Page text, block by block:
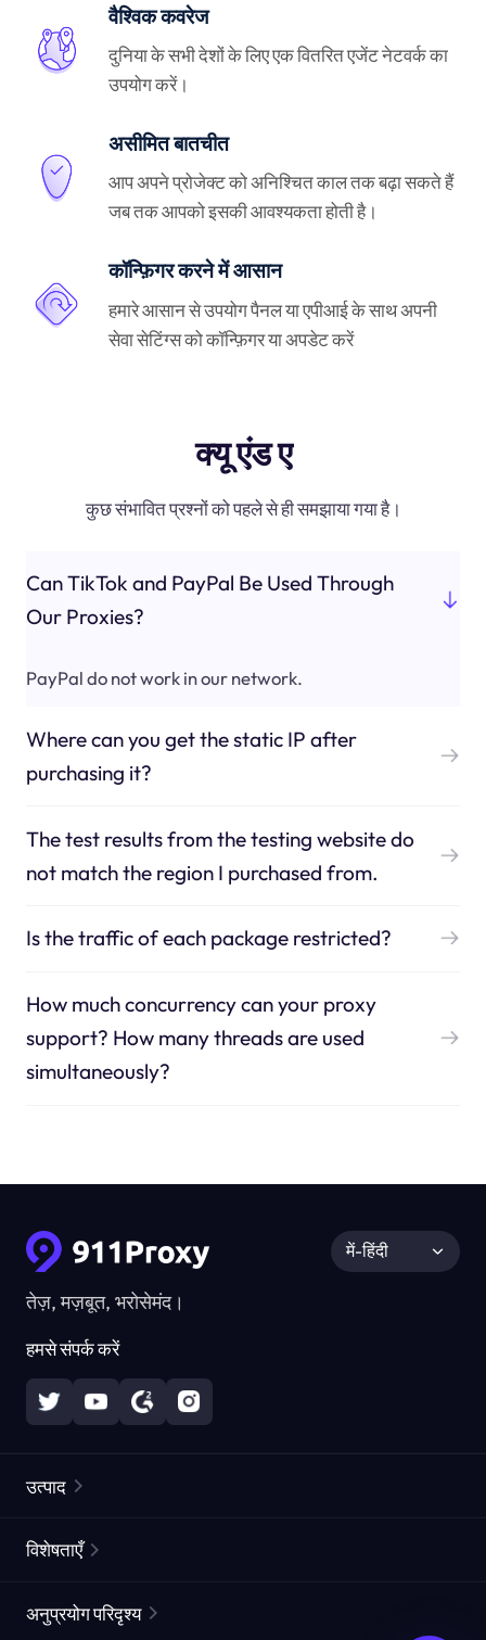
वैश्विक कवरेज
दुनिया के सभी देशों के लिए एक वितरित एजेंट नेटवर्क का
उपयोग करें।
असीमित बातचीत
आप अपने प्रोजेक्ट को अनिश्चित काल तक बढ़ा सकते हैं
जब तक आपको इसकी आवश्यकता होती है।
कॉन्फ़िगर करने में आसान
हमारे आसान से उपयोग पैनल या एपीआई के साथ अपनी
सेवा सेटिंग्स को कॉन्फ़िगर या अपडेट करें
क्यू एंड ए
कुछ संभावित प्रश्नों को पहले से ही समझाया गया है।
Can TikTok and PayPal Be Used Through
Our Proxies?
PayPal do not work in our network.
Where can you get the static IP after
purchasing it?
The test results from the testing website do
not match the region I purchased from.
Is the traffic of each package restricted?
How much concurrency can your proxy
support? How many threads are used
simultaneously?
तेज़, मज़बूत, भरोसेमंद।
हमसे संपर्क करें
में-हिंदी
उत्पाद
स्थैतिक रेज़िडेंशियल प्रॉक्सीज़
विशेषताएँ
प्रॉक्सी चेकर
अनुप्रयोग परिदृश्य